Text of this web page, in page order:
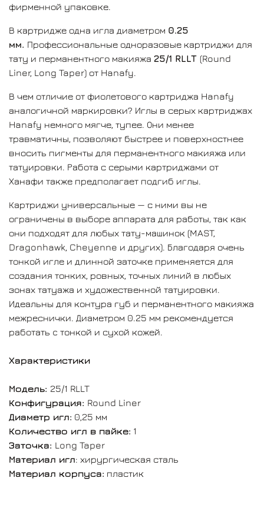
фирменной упаковке.
В картридже одна игла диаметром 0.25
мм. Профессиональные одноразовые картриджи для
тату и перманентного макияжа 25/1 RLLT (Round
Liner, Long Taper) от Hanafy.
В чем отличие от фиолетового картриджа Hanafy
аналогичной маркировки? Иглы в серых картриджах
Hanafy немного мягче, тупее. Они менее
травматичны, позволяют быстрее и поверхностнее
вносить пигменты для перманентного макияжа или
татуировки. Работа с серыми картриджами от
Ханафи также предполагает подгиб иглы.
Картриджи универсальные — с ними вы не
ограничены в выборе аппарата для работы, так как
они подходят для любых тату-машинок (MAST,
Dragonhawk, Cheyenne и других). Благодаря очень
тонкой игле и длинной заточке применяется для
создания тонких, ровных, точных линий в любых
зонах татуажа и художественной татуировки.
Идеальны для контура губ и перманентного макияжа
межреснички. Диаметром 0.25 мм рекомендуется
работать c тонкой и сухой кожей.
Характеристики
Модель: 25/1 RLLT
Конфигурация: Round Liner
Диаметр игл: 0,25 мм
Количество игл в пайке: 1
Заточка: Long Taper
Материал игл: хирургическая сталь
Материал корпуса: пластик